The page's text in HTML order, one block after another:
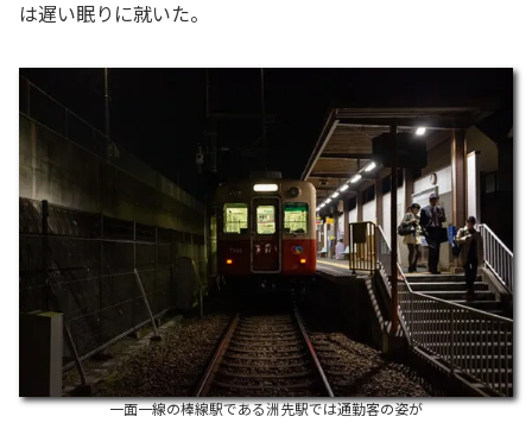
は遅い眠りに就いた。
一面一線の棒線駅である洲先駅では通勤客の姿が